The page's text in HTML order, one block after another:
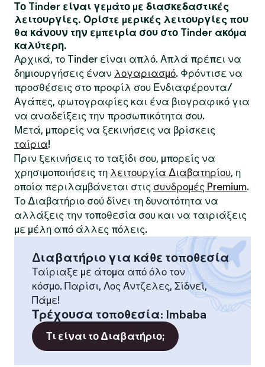
Το Tinder είναι γεμάτο με διασκεδαστικές
λειτουργίες. Ορίστε μερικές λειτουργίες που
θα κάνουν την εμπειρία σου στο Tinder ακόμα
καλύτερη.
Αρχικά, το Tinder είναι απλό. Απλά πρέπει να
δημιουργήσεις έναν λογαριασμό. Φρόντισε να
προσθέσεις στο προφίλ σου Ενδιαφέροντα/
Αγάπες, φωτογραφίες και ένα βιογραφικό για
να αναδείξεις την προσωπικότητα σου.
Μετά, μπορείς να ξεκινήσεις να βρίσκεις
ταίρια!
Πριν ξεκινήσεις το ταξίδι σου, μπορείς να
χρησιμοποιήσεις τη λειτουργία Διαβατηρίου, η
οποία περιλαμβάνεται στις συνδρομές Premium.
Το Διαβατήριο σού δίνει τη δυνατότητα να
αλλάξεις την τοποθεσία σου και να ταιριάξεις
με μέλη από άλλες πόλεις.
Διαβατήριο για κάθε τοποθεσία
Ταίριαξε με άτομα από όλο τον
κόσμο. Παρίσι, Λος Άντζελες, Σίδνεϊ,
Πάμε!
Τρέχουσα τοποθεσία: Imbaba
Τι είναι το Διαβατήριο;